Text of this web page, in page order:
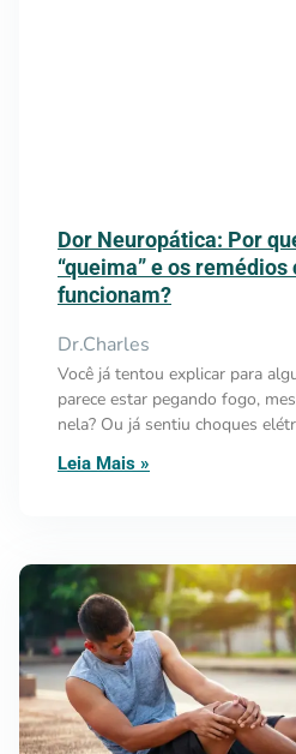
Dor Neuropática: Por
“queima” e os
funcionam?
Dr.Charles
Você já tentou explicar para
parece estar pegando fogo,
nela? Ou já sentiu choques
Leia Mais »